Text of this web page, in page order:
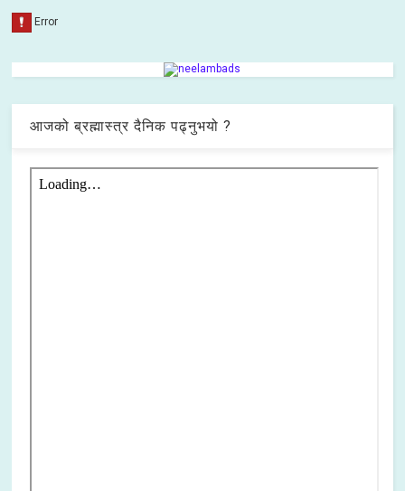
आजको ब्रह्मास्त्र दैनिक पढ्नुभयो ?